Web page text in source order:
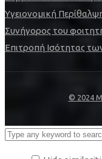
Υγειονομική
Συνήγορος του
Επιτροπή Ισότητας
© 2024